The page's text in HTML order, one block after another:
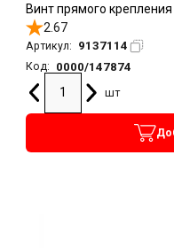
Винт прямого
2.67
Артикул: 9137114
Код:
0000/147874
шт